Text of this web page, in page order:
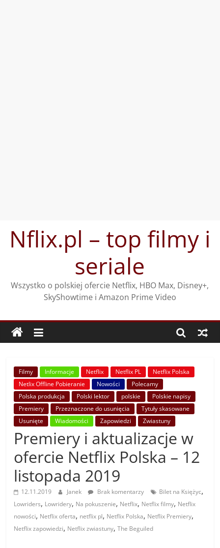
treściNflix.pl – top filmy i
seriale
Wszystko o polskiej ofercie Netflix, HBO Max, Disney+,
SkyShowtime i Amazon Prime Video
Filmy Informacje Netflix Netflix PL
Netflix Polska
Netlix Offline Pobieranie
Nowości
Polecamy
Polska produkcja
Polski lektor polskie
Polskie napisy
Premiery
Przeznaczone do usunięcia
Tytuły skasowane
Usunięte
Wiadomości Zapowiedzi Zwiastuny
Premiery i aktualizacje w
ofercie Netflix Polska – 12
listopada 2019
12.11.2019 Janek Brak komentarzy Bilet na Księżyc,
Lowriders, Lowridery, Na pokuszenie, Netflix, Netflix filmy, Netflix
nowości, Netflix oferta, netflix pl, Netflix Polska, Netflix Premiery,
Netflix zapowiedzi, Netflix zwiastuny,The Beguiled